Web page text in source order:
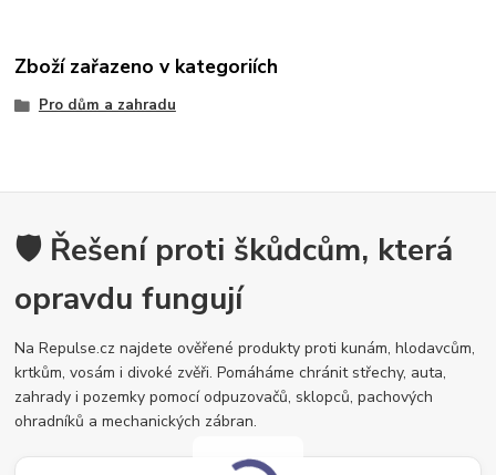
Zboží zařazeno v kategoriích
Pro dům a zahradu
🛡️ Řešení proti škůdcům, která
opravdu fungují
Na Repulse.cz najdete ověřené produkty proti kunám, hlodavcům,
krtkům, vosám i divoké zvěři. Pomáháme chránit střechy, auta,
zahrady i pozemky pomocí odpuzovačů, sklopců, pachových
ohradníků a mechanických zábran.